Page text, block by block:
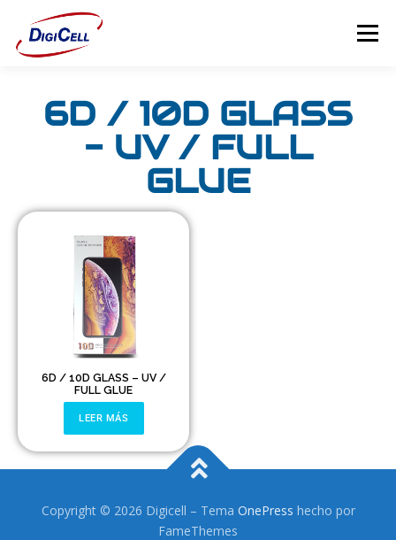
Menú
INICIO >>> ¡FUNDAS MAGNET! <<< FUNDAS
Trípodes
Soportes
Headsets Gamer
Headsets Inalambricos
Cargadores
PROTECTORES
6D / 10D GLASS
- UV / FULL
GLUE
6D / 10D GLASS – UV /
FULL GLUE
LEER MÁS
Copyright © 2026 Digicell – Tema OnePress hecho por
FameThemes